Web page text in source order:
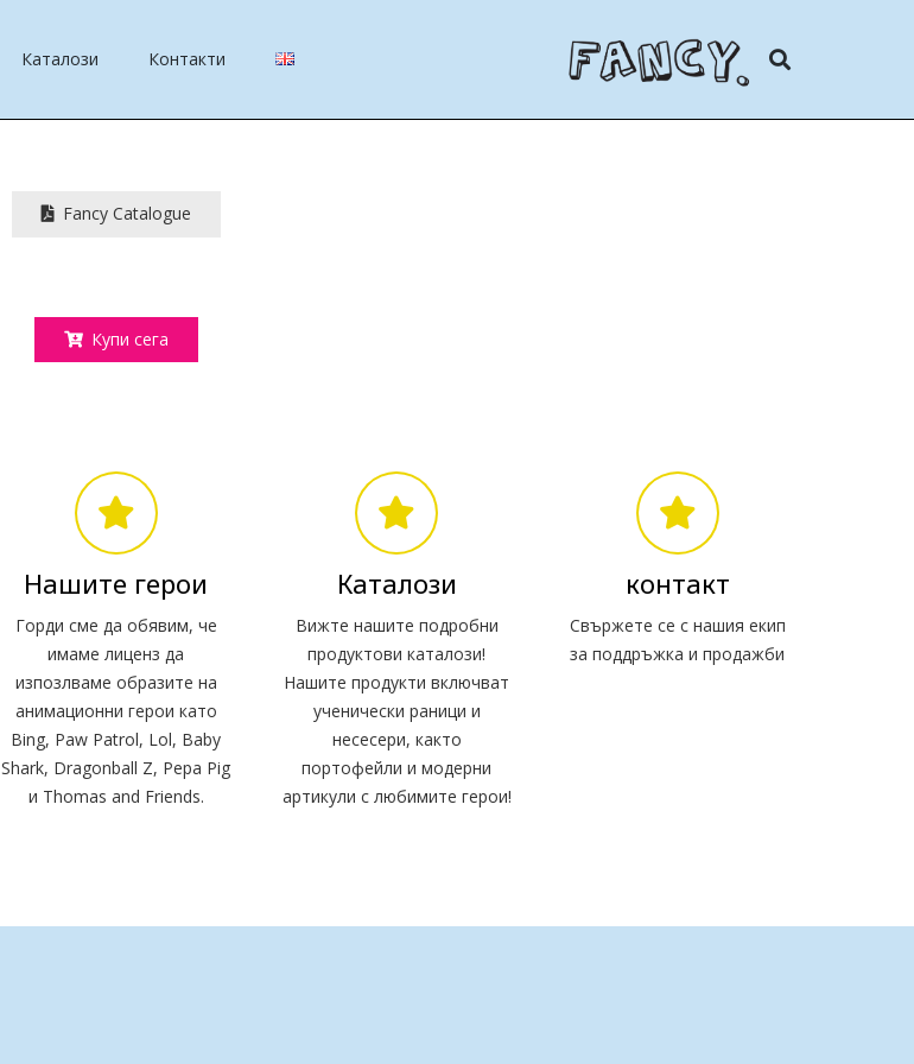
Каталози Контакти
Fancy Catalogue
Купи сега
Нашите герои
Горди сме да обявим, че
имаме лиценз да
изпозлваме образите на
анимационни герои като
Bing, Paw Patrol, Lol, Baby
Shark, Dragonball Z, Pepa Pig
и Thomas and Friends.
Каталози
Вижте нашите подробни
продуктови каталози!
Нашите продукти включват
ученически раници и
несесери, както
портофейли и модерни
артикули с любимите герои!
контакт
Свържете се с нашия екип
за поддръжка и продажби